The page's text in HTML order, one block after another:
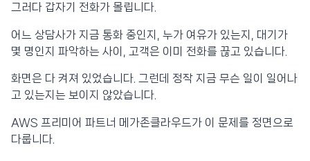
그러다 갑자기 전화가 몰립니다.
어느 상담사가 지금 통화 중인지, 누가 여유가 있는지, 대기가
몇 명인지 파악하는 사이, 고객은 이미 전화를 끊고 있습니다.
화면은 다 켜져 있었습니다. 그런데 정작 지금 무슨 일이 일어나
고 있는지는 보이지 않았습니다.
AWS 프리미어 파트너 메가존클라우드가 이 문제를 정면으로
다룹니다.